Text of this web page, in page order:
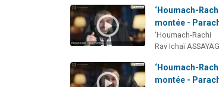
‘Houmach-
montée -
‘Houmach-Rachi
Rav Ichaï ASSAYAG
‘Houmach-
montée -